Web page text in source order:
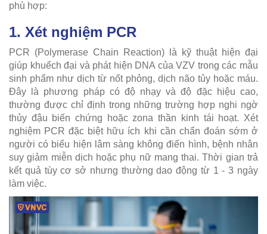
phù hợp:
1. Xét nghiệm PCR
PCR (Polymerase Chain Reaction) là kỹ thuật hiện đại
giúp khuếch đại và phát hiện DNA của VZV trong các mẫu
sinh phẩm như dịch từ nốt phỏng, dịch não tủy hoặc máu.
Đây là phương pháp có độ nhạy và độ đặc hiệu cao,
thường được chỉ định trong những trường hợp nghi ngờ
thủy đậu biến chứng hoặc zona thần kinh tái hoạt. Xét
nghiệm PCR đặc biệt hữu ích khi cần chẩn đoán sớm ở
người có biểu hiện lâm sàng không điển hình, bệnh nhân
suy giảm miễn dịch hoặc phụ nữ mang thai. Thời gian trả
kết quả tùy cơ sở nhưng thường dao động từ 1 - 3 ngày
làm việc.